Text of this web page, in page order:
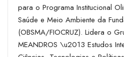
para o Programa Institucional
Saúde e Meio Ambiente da
(OBSMA/FIOCRUZ). Lidera o
MEANDROS \u2013 Estudos